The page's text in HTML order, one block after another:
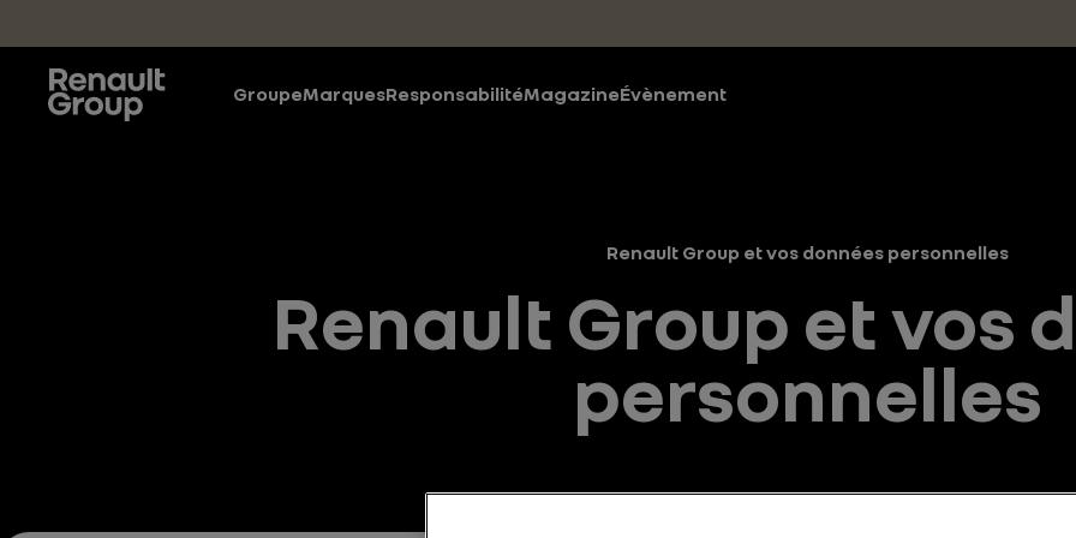
GroupeMarquesResponsabilitéMagazineÉvènement
Renault Group et vos données personnelles
Renault Group et vos
personnelles